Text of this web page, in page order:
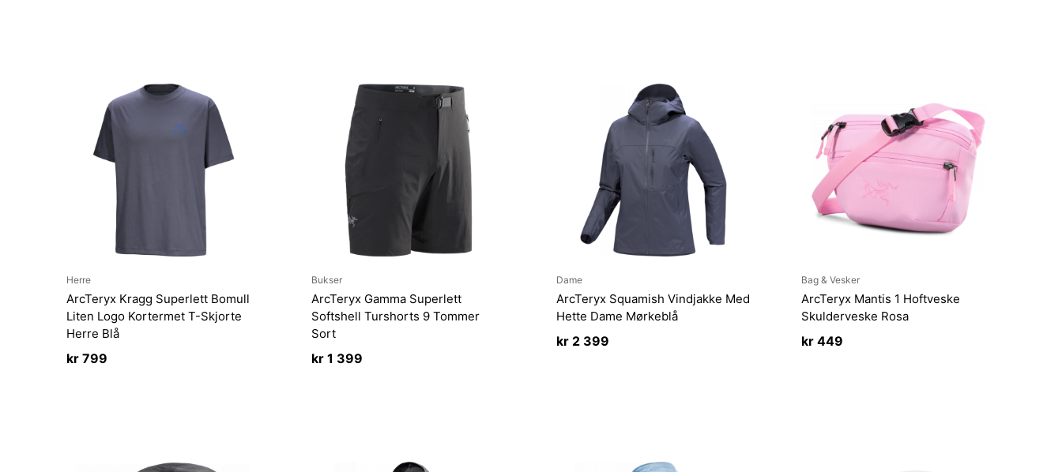
Herre
ArcTeryx Kragg Superlett Bomull
Liten Logo Kortermet T-Skjorte
Herre Blå
kr 799
Bukser
ArcTeryx Gamma Superlett
Softshell Turshorts 9 Tommer
Sort
kr1 399
Dame
ArcTeryx Squamish Vindjakke Med
Hette Dame Mørkeblå
kr2 399
Bag & Vesker
ArcTeryx Mantis 1 Hoftveske
Skulderveske Rosa
kr449